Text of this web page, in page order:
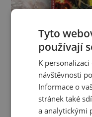
Tyto
používají
K
návštěvnosti
Informace o
stránek také
a analytickými